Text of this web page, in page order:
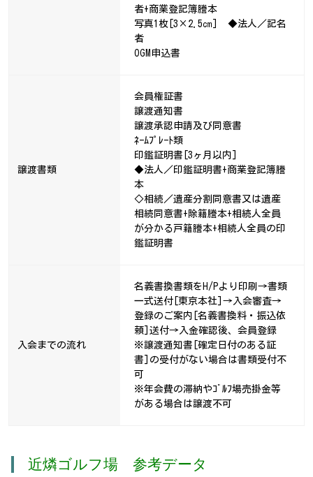
者+商業登記簿謄本
写真1枚[3×2.5㎝] ◆法人／記名
者
OGM申込書
譲渡書類
会員権証書
譲渡通知書
譲渡承認申請及び同意書
ﾈｰﾑﾌﾟﾚｰﾄ類
印鑑証明書[3ヶ月以内]
◆法人／印鑑証明書+商業登記簿謄
本
◇相続／遺産分割同意書又は遺産
相続同意書+除籍謄本+相続人全員
が分かる戸籍謄本+相続人全員の印
鑑証明書
入会までの流れ
名義書換書類をH/Pより印刷→書類
一式送付[東京本社]→入会審査→
登録のご案内[名義書換料・振込依
頼]送付→入金確認後、会員登録
※譲渡通知書[確定日付のある証
書]の受付がない場合は書類受付不
可
※年会費の滞納やｺﾞﾙﾌ場売掛金等
がある場合は譲渡不可
近燐ゴルフ場 参考データ